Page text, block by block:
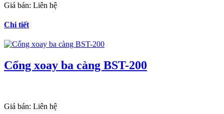
Giá bán: Liên hệ
Chi tiết
Cổng xoay ba càng BST-200
Giá bán: Liên hệ